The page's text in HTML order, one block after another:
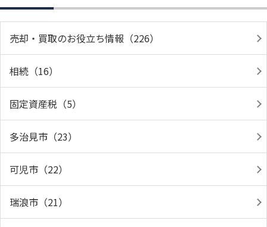
売却・買取のお役立ち情報（226）
相続（16）
固定資産税（5）
多治見市（23）
可児市（22）
瑞浪市（21）